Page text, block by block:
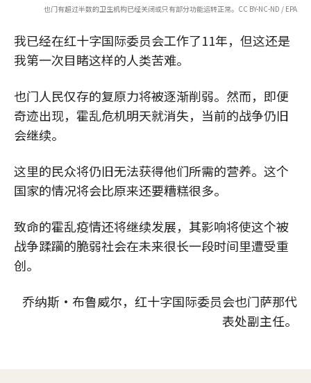
也门有超过半数的卫生机构已经关闭或只有部分功能运转正常。CC BY-NC-ND / EPA
我已经在红十字国际委员会工作了11年，但这还是
我第一次目睹这样的人类苦难。
也门人民仅存的复原力将被逐渐削弱。然而，即便
奇迹出现，霍乱危机明天就消失，当前的战争仍旧
会继续。
这里的民众将仍旧无法获得他们所需的营养。这个
国家的情况将会比原来还要糟糕很多。
致命的霍乱疫情还将继续发展，其影响将使这个被
战争蹂躏的脆弱社会在未来很长一段时间里遭受重
创。
乔纳斯•布鲁威尔，红十字国际委员会也门萨那代
表处副主任。